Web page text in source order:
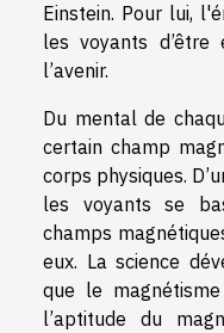
Einstein. Pour lui,
les voyants
l’avenir.
Du mental de
certain champ
corps physiques.
les voyants se
champs
eux. La science
que le
l’aptitude du